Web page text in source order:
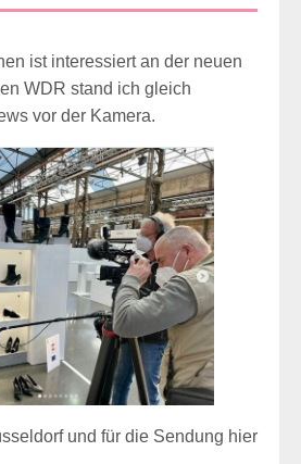
ist interessiert an der neuen
WDR stand ich gleich
vor der Kamera.
und für die Sendung hier